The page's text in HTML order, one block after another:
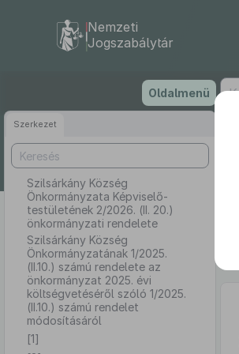
tartalomra
Nemzeti
Jogszabálytár
Oldalmenü
Szerkezet
Szilsárkány Község
Önkormányzata Képviselő-
testületének 2/2026. (II. 20.)
önkormányzati rendelete
Szilsárkány Község
Önkormányzatának 1/2025.
(II.10.) számú rendelete az
önkormányzat 2025. évi
költségvetéséről szóló 1/2025.
(II.10.) számú rendelet
módosításáról
[1]